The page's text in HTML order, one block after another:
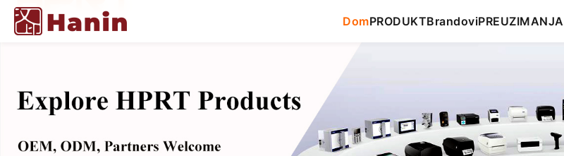
DomPRODUKTBrandoviPREUZIMANJA